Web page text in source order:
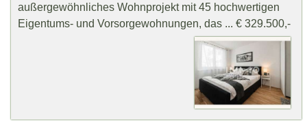
außergewöhnliches Wohnprojekt mit 45 hochwertigen
Eigentums- und Vorsorgewohnungen, das ... € 329.500,-